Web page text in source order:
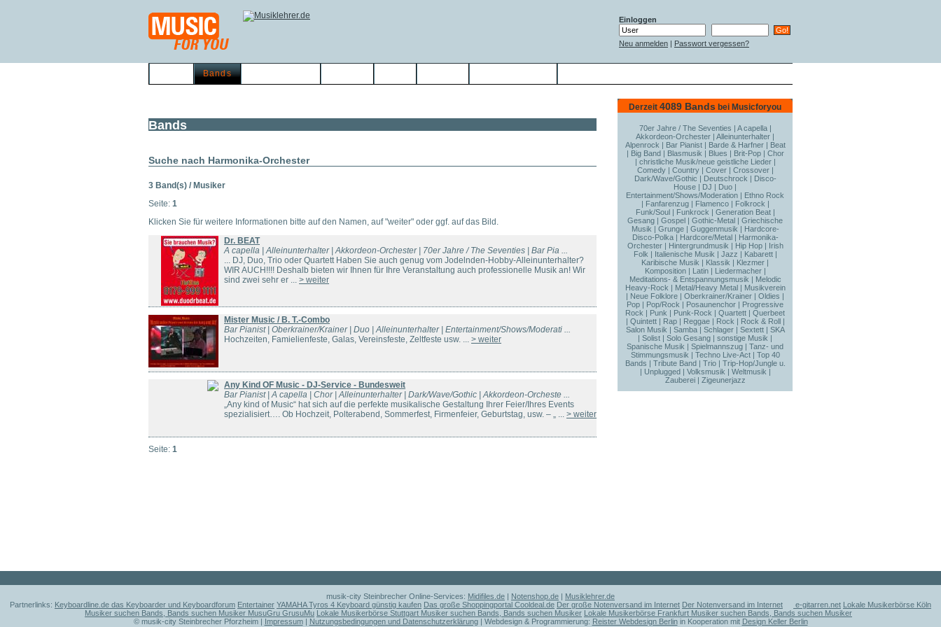
Einloggen
Neu anmelden | Passwort vergessen?
Bands
Derzeit 4089 Bands bei Musicforyou
70er Jahre / The Seventies | A capella|
Akkordeon-Orchester | Alleinunterhalter |
Alpenrock | Bar Pianist| Barde & Harfner| Beat
| Big Band| Blasmusik | Blues | Brit-Pop| Chor
| christliche Musik/neue geistliche Lieder|
Comedy| Country| Cover| Crossover|
Dark/Wave/Gothic | Deutschrock | Disco-
House | DJ | Duo |
Entertainment/Shows/Moderation | Ethno Rock
| Fanfarenzug| Flamenco| Folkrock |
Funk/Soul| Funkrock | Generation Beat|
Gesang | Gospel | Gothic-Metal | Griechische
Musik | Grunge| Guggenmusik | Hardcore-
Disco-Polka| Hardcore/Metal| Harmonika-
Orchester| Hintergrundmusik | Hip Hop| Irish
Folk | Italienische Musik | Jazz | Kabarett|
Karibische Musik | Klassik | Klezmer |
Komposition| Latin| Liedermacher|
Meditations- & Entspannungsmusik | Melodic
Heavy-Rock | Metal/Heavy Metal| Musikverein
| Neue Folklore | Oberkrainer/Krainer | Oldies |
Pop | Pop/Rock | Posaunenchor | Progressive
Rock | Punk | Punk-Rock | Quartett | Querbeet
| Quintett| Rap| Reggae| Rock | Rock & Roll|
Salon Musik | Samba | Schlager | Sextett | SKA
| Solist | Solo Gesang | sonstige Musik |
Spanische Musik | Spielmannszug | Tanz- und
Stimmungsmusik | Techno Live-Act| Top 40
Bands | Tribute Band| Trio| Trip-Hop/Jungle u.
| Unplugged| Volksmusik | Weltmusik |
Zauberei| Zigeunerjazz
Bands
Suche nach Harmonika-Orchester
3 Band(s) / Musiker
Seite: 1
Klicken Sie für weitere Informationen bitte auf den Namen, auf "weiter" oder ggf. auf das Bild.
Dr. BEAT
A capella | Alleinunterhalter | Akkordeon-Orchester | 70er Jahre / The Seventies | Bar Pia ...
... DJ, Duo, Trio oder Quartett Haben Sie auch genug vom Jodelnden-Hobby-Alleinunterhalter?
WIR AUCH!!!! Deshalb bieten wir Ihnen für Ihre Veranstaltung auch professionelle Musik an! Wir
sind zwei sehr er ... > weiter
Mister Music / B. T.-Combo
Bar Pianist | Oberkrainer/Krainer | Duo | Alleinunterhalter | Entertainment/Shows/Moderati ...
Hochzeiten, Famielienfeste, Galas, Vereinsfeste, Zeltfeste usw. ... > weiter
Any Kind OF Music - DJ-Service - Bundesweit
Bar Pianist | A capella | Chor | Alleinunterhalter | Dark/Wave/Gothic | Akkordeon-Orcheste ...
„Any kind of Music“ hat sich auf die perfekte musikalische Gestaltung Ihrer Feier/Ihres Events
spezialisiert…. Ob Hochzeit, Polterabend, Sommerfest, Firmenfeier, Geburtstag, usw. – „ ... > weiter
Seite: 1
musik-city Steinbrecher Online-Services: Midifiles.de | Notenshop.de | Musiklehrer.de
Partnerlinks: Keyboardline.de das Keyboarder und Keyboardforum Entertainer YAMAHA Tyros 4 Keyboard günstig kaufen Das große Shoppingportal Cooldeal.de Der große Notenversand im Internet Der Notenversand im Internet e-gitarren.net Lokale Musikerbörse Köln
Musiker suchen Bands, Bands suchen Musiker MusuGru GrusuMu Lokale Musikerbörse Stuttgart Musiker suchen Bands, Bands suchen Musiker Lokale Musikerbörse Frankfurt Musiker suchen Bands, Bands suchen Musiker
© musik-city Steinbrecher Pforzheim | Impressum| Nutzungsbedingungen und Datenschutzerklärung| Webdesign & Programmierung: Reister Webdesign Berlinin Kooperation mit Design Keller Berlin